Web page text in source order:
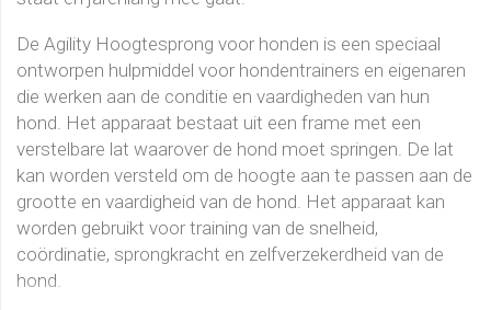
De Agility Hoogtesprong voor honden is een speciaal
ontworpen hulpmiddel voor hondentrainers en eigenaren
die werken aan de conditie en vaardigheden van hun
hond. Het apparaat bestaat uit een frame met een
verstelbare lat waarover de hond moet springen. De lat
kan worden versteld om de hoogte aan te passen aan de
grootte en vaardigheid van de hond. Het apparaat kan
worden gebruikt voor training van de snelheid,
coördinatie, sprongkracht en zelfverzekerdheid van de
hond.